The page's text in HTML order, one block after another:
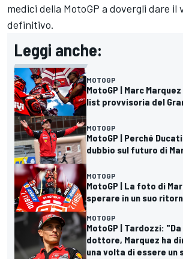
medici della MotoGP a dovergli dare il
definitivo.
Leggi anche:
MOTOGP
MotoGP | Marc
list provvisoria del
MOTOGP
MotoGP | Perché
dubbio sul futuro di
MOTOGP
MotoGP | La foto di
sperare in un suo
MOTOGP
MotoGP | Tardozzi:
dottore, Marquez ha
una volta di essere un